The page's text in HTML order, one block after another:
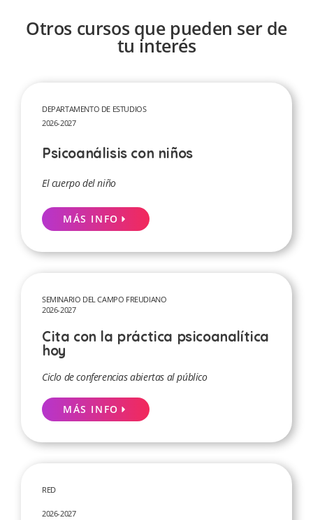
Otros cursos que pueden ser de
tu interés
DEPARTAMENTO DE ESTUDIOS
2026-2027
Psicoanálisis con niños
El cuerpo del niño
MÁS INFO
SEMINARIO DEL CAMPO FREUDIANO
2026-2027
Cita con la práctica psicoanalítica
hoy
Ciclo de conferencias abiertas al público
MÁS INFO
RED
2026-2027